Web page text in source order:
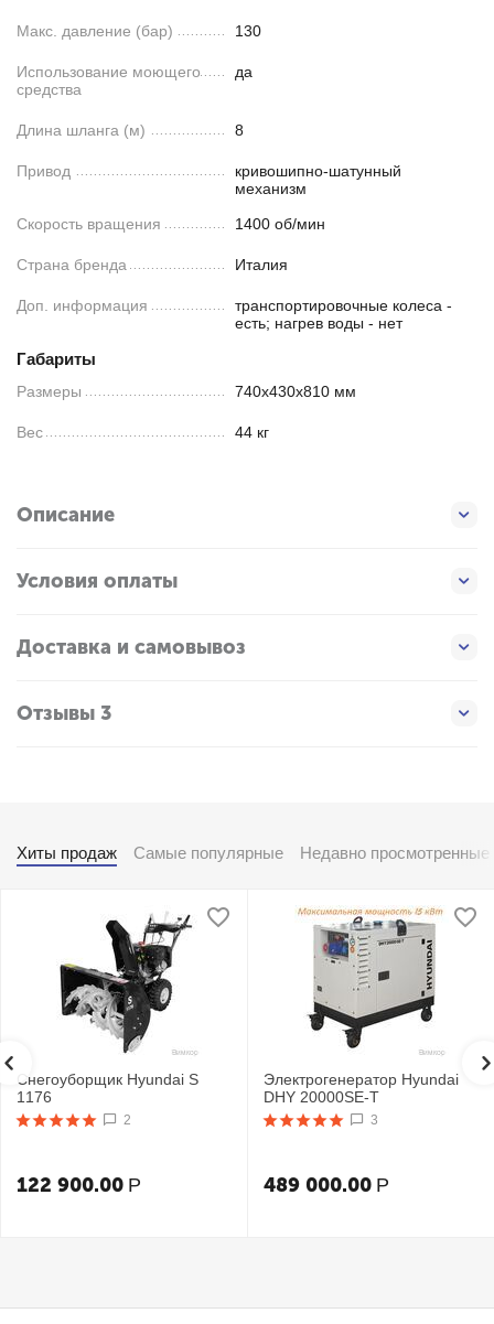
Макс. давление (бар) 130
Использование моющего
средства
да
Длина шланга (м) 8
Привод
кривошипно-шатунный
механизм
Скорость вращения
1400 об/мин
Страна бренда Италия
Доп. информация
транспортировочные колеса -
есть; нагрев воды - нет
Габариты
Размеры 740х430х810 мм
Вес 44 кг
Описание
Условия оплаты
Доставка и самовывоз
Отзывы 3
Хиты продаж Самые популярные Недавно просмотренные
Снегоуборщик Hyundai S
1176
2
122 900.00 Р
Электрогенератор Hyundai
DHY 20000SE-T
3
489 000.00 Р